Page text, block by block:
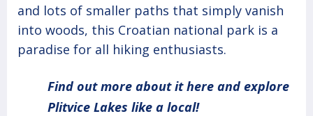
and lots of smaller paths that simply vanish
into woods, this Croatian national park is a
paradise for all hiking enthusiasts.
Find out more about it here and explore
Plitvice Lakes like a local!